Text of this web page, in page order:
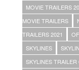
MOVIE TRAILERS
MOVIE TRAILERS
TRAILERS 2021
SKYLINES
SKYLINES TRAILER